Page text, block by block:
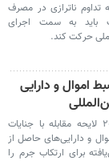
تداوم ناترازی در مصرف
باید به سمت اجرای
حرکت کند.
اموال و دارایی
نمایندگان با تصویب ماده ۲۰ لایحه مقابله با جنایات
و دارایی‌های حاصل از
برای ارتکاب جرم را